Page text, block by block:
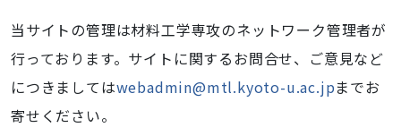
当サイトの管理は材料工学専攻のネットワーク管理者が
行っております。サイトに関するお問合せ、ご意見など
につきましてはwebadmin@mtl.kyoto-u.ac.jpまでお
寄せください。